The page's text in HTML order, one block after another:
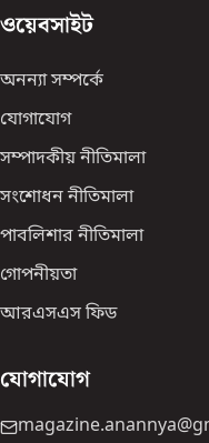
ওয়েবসাইট
অনন্যা সম্পর্কে
যোগাযোগ
সম্পাদকীয় নীতিমালা
সংশোধন নীতিমালা
পাবলিশার নীতিমালা
গোপনীয়তা
আরএসএস ফিড
যোগাযোগ